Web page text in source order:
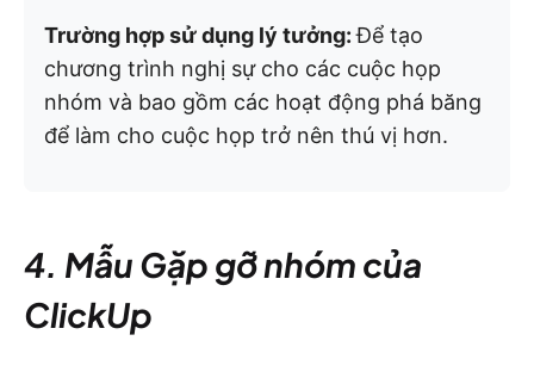
Trường hợp sử dụng lý tưởng:Để tạo
chương trình nghị sự cho các cuộc họp
nhóm và bao gồm các hoạt động phá băng
để làm cho cuộc họp trở nên thú vị hơn.
4. Mẫu Gặp gỡ nhóm của
ClickUp